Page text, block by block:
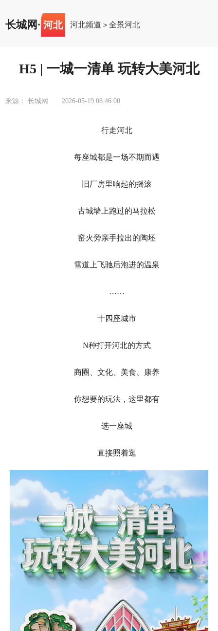
长城网 · 河北 河北频道 >全景河北
H5 | 一城一清单 玩转大美河北
来源： 长城网 2026-05-19 08:46:00
行走河北
每座城都是一场不期而遇
旧厂房里响起的摇滚
古城墙上跑过的马拉松
窑火旁亲手拉出的陶坯
雪道上飞驰后泡进的温泉
……
十四座城市
N种打开河北的方式
商圈、文化、美食、康养
你想要的玩法，这里都有
选一座城
直接照着逛